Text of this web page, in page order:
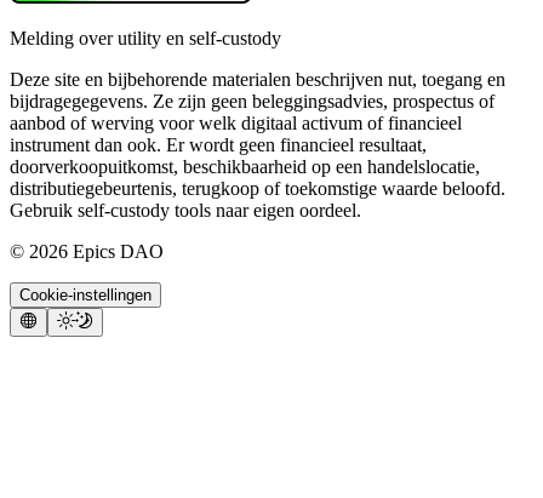
Melding over utility en self-custody
Deze site en bijbehorende materialen beschrijven nut, toegang en
bijdragegegevens. Ze zijn geen beleggingsadvies, prospectus of
aanbod of werving voor welk digitaal activum of financieel
instrument dan ook. Er wordt geen financieel resultaat,
doorverkoopuitkomst, beschikbaarheid op een handelslocatie,
distributiegebeurtenis, terugkoop of toekomstige waarde beloofd.
Gebruik self-custody tools naar eigen oordeel.
© 2026 Epics DAO
Cookie-instellingen